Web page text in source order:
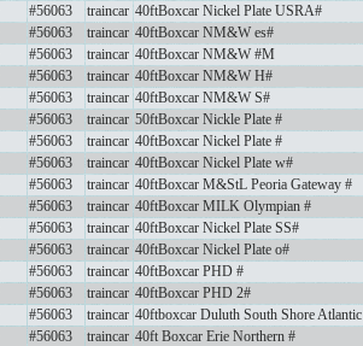
#56063 traincar 40ftBoxcar Nickel Plate USRA#
#56063 traincar 40ftBoxcar NM&W es#
#56063 traincar 40ftBoxcar NM&W #M
#56063 traincar 40ftBoxcar NM&W H#
#56063 traincar 40ftBoxcar NM&W S#
#56063 traincar 50ftBoxcar Nickle Plate #
#56063 traincar 40ftBoxcar Nickel Plate #
#56063 traincar 40ftBoxcar Nickel Plate w#
#56063 traincar 40ftBoxcar M&StL Peoria Gateway #
#56063 traincar 40ftBoxcar MILK Olympian #
#56063 traincar 40ftBoxcar Nickel Plate SS#
#56063 traincar 40ftBoxcar Nickel Plate o#
#56063 traincar 40ftBoxcar PHD #
#56063 traincar 40ftBoxcar PHD 2#
#56063 traincar 40ftboxcar Duluth South Shore
#56063 traincar 40ft Boxcar Erie Northern #